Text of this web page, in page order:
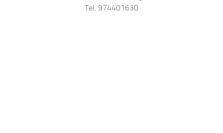
Tel. 974401630